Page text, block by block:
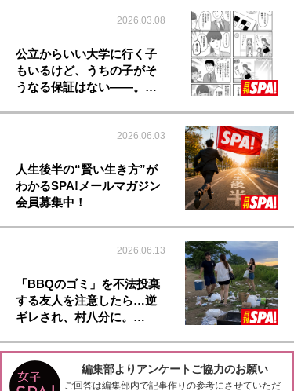
2026.03.08
公立からいい大学に行く子
もいるけど、うちの子がそ
うなる保証はない――。…
2026.06.03
人生後半の“賢い生き方”が
わかるSPA!メールマガジン
会員募集中！
2026.06.13
「BBQのゴミ」を不法投棄
する友人を注意したら…逆
ギレされ、村八分に。…